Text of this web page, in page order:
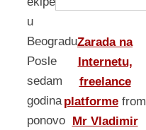
u
Beogradu.
Posle
sedam
godina
ponovo
Zarada na
Internetu,
freelance
platforme from
Mr Vladimir